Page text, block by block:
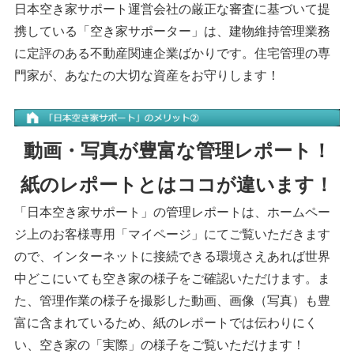
日本空き家サポート運営会社の厳正な審査に基づいて提
携している「空き家サポーター」は、建物維持管理業務
に定評のある不動産関連企業ばかりです。住宅管理の専
門家が、あなたの大切な資産をお守りします！
動画・写真が豊富な管理レポート！
紙のレポートとはココが違います！
「日本空き家サポート」の管理レポートは、ホームペー
ジ上のお客様専用「マイページ」にてご覧いただきます
ので、インターネットに接続できる環境さえあれば世界
中どこにいても空き家の様子をご確認いただけます。ま
た、管理作業の様子を撮影した動画、画像（写真）も豊
富に含まれているため、紙のレポートでは伝わりにく
い、空き家の「実際」の様子をご覧いただけます！